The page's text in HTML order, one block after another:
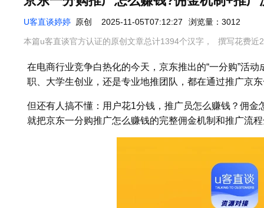
U客直谈婷婷 原创 2025-11-05T07:12:27 浏览量：3012
本篇u客直谈官方认证的原创文章总计1394个汉字， 撰写花费近
在电商行业竞争白热化的今天，京东推出的“一分购”活
职、大学生创业，还是专业地推团队，都在通过推广京
但还有人搞不懂：用户花1分钱，推广员怎么赚钱？佣金
就把京东一分购推广怎么赚钱的完整佣金机制和推广流